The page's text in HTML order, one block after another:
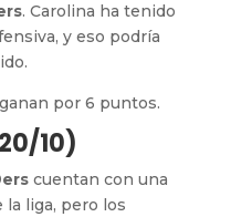
. Carolina ha tenido
y eso podría
por 6 puntos.
10)
cuentan con una
la liga, pero los